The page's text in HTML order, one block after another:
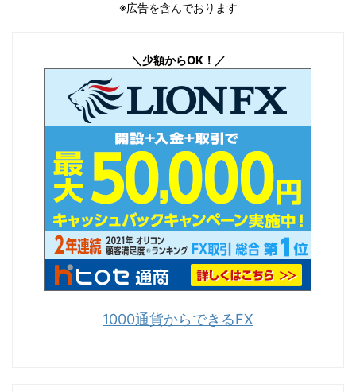
※広告を含んでおります
＼少額からOK！／
1000通貨からできるFX